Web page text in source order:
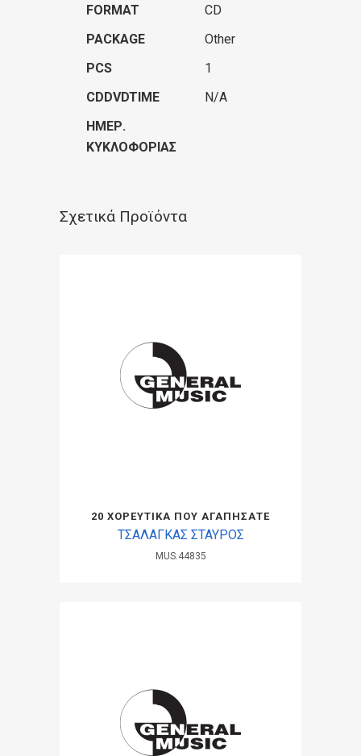
FORMAT
CD
PACKAGE
Other
PCS
1
CDDVDTIME
N/A
ΗΜΕΡ.
ΚΥΚΛΟΦΟΡΊΑΣ
Σχετικά Προϊόντα
20 ΧΟΡΕΥΤΙΚΑ ΠΟΥ ΑΓΑΠΗΣΑΤΕ
ΤΣΑΛΑΓΚΑΣ ΣΤΑΥΡΟΣ
MUS.44835